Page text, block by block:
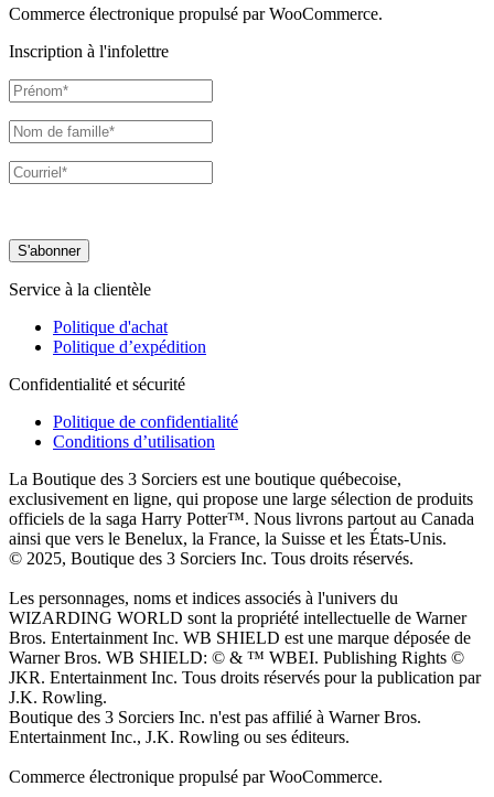
Commerce électronique propulsé par WooCommerce.
Inscription à l'infolettre
Service à la clientèle
Politique d'achat
Politique d’expédition
Confidentialité et sécurité
Politique de confidentialité
Conditions d’utilisation
La Boutique des 3 Sorciers est une boutique québecoise,
exclusivement en ligne, qui propose une large sélection de produits
officiels de la saga Harry Potter™. Nous livrons partout au Canada
ainsi que vers le Benelux, la France, la Suisse et les États-Unis.
© 2025, Boutique des 3 Sorciers Inc. Tous droits réservés.
Les personnages, noms et indices associés à l'univers du
WIZARDING WORLD sont la propriété intellectuelle de Warner
Bros. Entertainment Inc. WB SHIELD est une marque déposée de
Warner Bros. WB SHIELD: © & ™ WBEI. Publishing Rights ©
JKR. Entertainment Inc. Tous droits réservés pour la publication par
J.K. Rowling.
Boutique des 3 Sorciers Inc. n'est pas affilié à Warner Bros.
Entertainment Inc., J.K. Rowling ou ses éditeurs.
Commerce électronique propulsé par WooCommerce.